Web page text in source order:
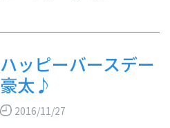
ハッピーバースデー
豪太♪
2016/11/27